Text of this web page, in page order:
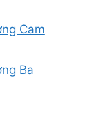
Cam
Ba